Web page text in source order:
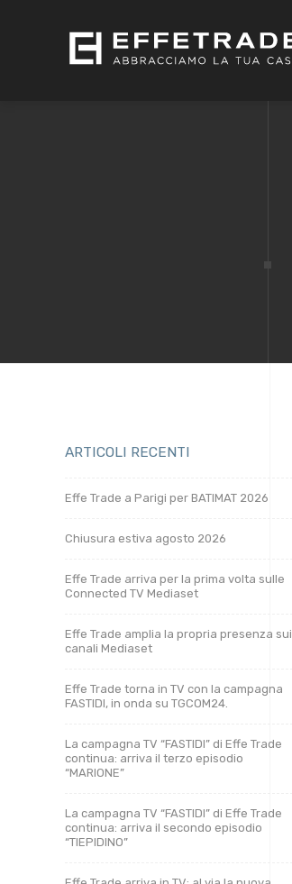
ARTICOLI RECENTI
Effe Trade a Parigi per BATIMAT 2026
Chiusura estiva agosto 2026
Effe Trade arriva per la prima volta sulle
Connected TV Mediaset
Effe Trade amplia la propria presenza sui
canali Mediaset
Effe Trade torna in TV con la campagna
FASTIDI, in onda su TGCOM24.
La campagna TV “FASTIDI” di Effe Trade
continua: arriva il terzo episodio
“MARIONE”
La campagna TV “FASTIDI” di Effe Trade
continua: arriva il secondo episodio
“TIEPIDINO”